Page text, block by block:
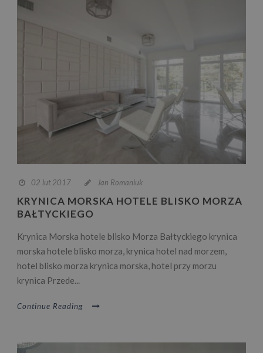
02 lut 2017 Jan Romaniuk
KRYNICA MORSKA HOTELE BLISKO MORZA
BAŁTYCKIEGO
Krynica Morska hotele blisko Morza Bałtyckiego krynica
morska hotele blisko morza, krynica hotel nad morzem,
hotel blisko morza krynica morska, hotel przy morzu
krynica Przede...
Continue Reading